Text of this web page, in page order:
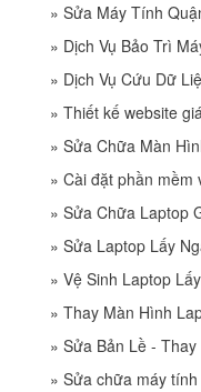
» Sửa Máy Tính
» Dịch Vụ Bảo Trì
» Dịch Vụ Cứu Dữ
» Thiết kế website
» Sửa Chữa Màn
» Cài đặt phần mềm
» Sửa Chữa Laptop
» Sửa Laptop Lấy
» Vệ Sinh Laptop
» Thay Màn Hình
» Sửa Bản Lề -
» Sửa chữa máy